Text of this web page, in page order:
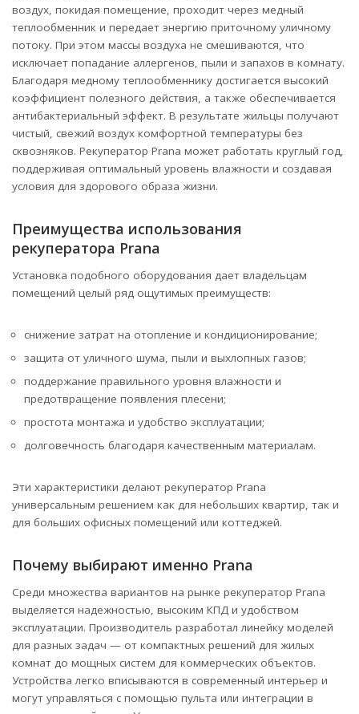
воздух, покидая помещение, проходит через медный
теплообменник и передает энергию приточному уличному
потоку. При этом массы воздуха не смешиваются, что
исключает попадание аллергенов, пыли и запахов в комнату.
Благодаря медному теплообменнику достигается высокий
коэффициент полезного действия, а также обеспечивается
антибактериальный эффект. В результате жильцы получают
чистый, свежий воздух комфортной температуры без
сквозняков. Рекуператор Prana может работать круглый год,
поддерживая оптимальный уровень влажности и создавая
условия для здорового образа жизни.
Преимущества использования
рекуператора Prana
Установка подобного оборудования дает владельцам
помещений целый ряд ощутимых преимуществ:
снижение затрат на отопление и кондиционирование;
защита от уличного шума, пыли и выхлопных газов;
поддержание правильного уровня влажности и
предотвращение появления плесени;
простота монтажа и удобство эксплуатации;
долговечность благодаря качественным материалам.
Эти характеристики делают рекуператор Prana
универсальным решением как для небольших квартир, так и
для больших офисных помещений или коттеджей.
Почему выбирают именно Prana
Среди множества вариантов на рынке рекуператор Prana
выделяется надежностью, высоким КПД и удобством
эксплуатации. Производитель разработал линейку моделей
для разных задач — от компактных решений для жилых
комнат до мощных систем для коммерческих объектов.
Устройства легко вписываются в современный интерьер и
могут управляться с помощью пульта или интеграции в